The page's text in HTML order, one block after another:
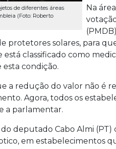
de diferentes áreas
(Foto: Roberto
Na
protetores solares, para
está classificado como
condição.
a redução do valor não é
Agora, todos os
a parlamentar.
deputado Cabo Almi
em estabelecimentos